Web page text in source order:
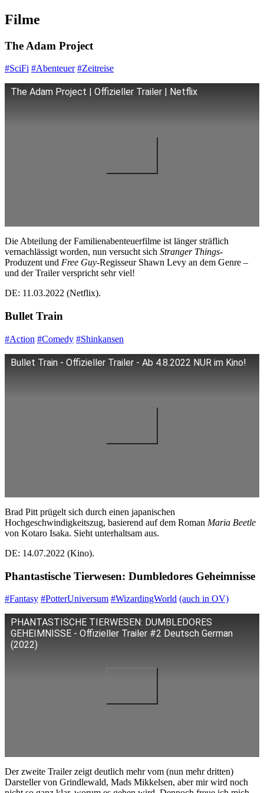
Filme
The Adam Project
#SciFi #Abenteuer #Zeitreise
The Adam Project | Offizieller Trailer | Netflix
Die Abteilung der Familienabenteuerfilme ist länger sträflich
vernachlässigt worden, nun versucht sich Stranger Things-
Produzent und Free Guy-Regisseur Shawn Levy an dem Genre –
und der Trailer verspricht sehr viel!
DE: 11.03.2022 (Netflix).
Bullet Train
#Action #Comedy #Shinkansen
Bullet Train - Offizieller Trailer - Ab 4.8.2022 NUR im Kino!
Brad Pitt prügelt sich durch einen japanischen
Hochgeschwindigkeitszug, basierend auf dem Roman Maria Beetle
von Kotaro Isaka. Sieht unterhaltsam aus.
DE: 14.07.2022 (Kino).
Phantastische Tierwesen: Dumbledores Geheimnisse
#Fantasy #PotterUniversum #WizardingWorld (auch in OV)
PHANTASTISCHE TIERWESEN: DUMBLEDORES
GEHEIMNISSE - Offizieller Trailer #2 Deutsch German
(2022)
Der zweite Trailer zeigt deutlich mehr vom (nun mehr dritten)
Darsteller von Grindlewald, Mads Mikkelsen, aber mir wird noch